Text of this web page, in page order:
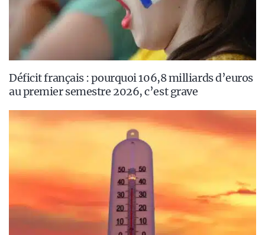
Déficit français : pourquoi 106,8 milliards d’euros
au premier semestre 2026, c’est grave